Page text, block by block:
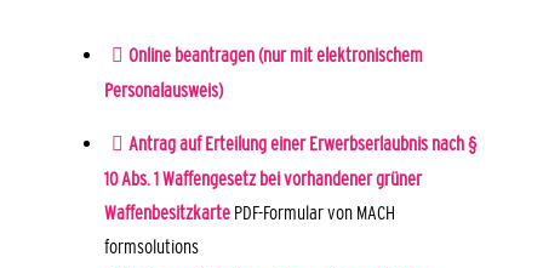
Online beantragen (nur mit elektronischem
Personalausweis)
Antrag auf Erteilung einer Erwerbserlaubnis nach §
10 Abs. 1 Waffengesetz bei vorhandener grüner
Waffenbesitzkarte PDF-Formular von MACH
formsolutions